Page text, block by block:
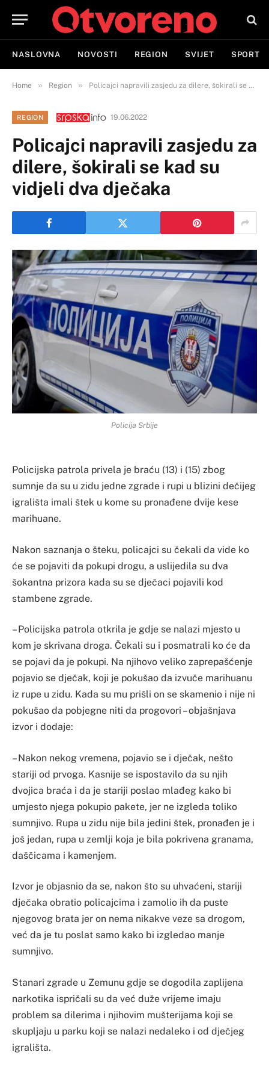
NASLOVNA NOVOSTI REGION SVIJET SPORT
Home » Region » Policajci napravili zasjedu za dilere, šokirali se kad su vidjeli dva dječaka
REGION 19.06.2022
Policajci napravili zasjedu za
dilere, šokirali se kad su
vidjeli dva dječaka
Policija Srbije
Policijska patrola privela je braću (13) i (15) zbog
sumnje da su u zidu jedne zgrade i rupi u blizini dečijeg
igrališta imali štek u kome su pronađene dvije kese
marihuane.
Nakon saznanja o šteku, policajci su čekali da vide ko
će se pojaviti da pokupi drogu, a uslijedila su dva
šokantna prizora kada su se dječaci pojavili kod
stambene zgrade.
– Policijska patrola otkrila je gdje se nalazi mjesto u
kom je skrivana droga. Čekali su i posmatrali ko će da
se pojavi da je pokupi. Na njihovo veliko zaprepašćenje
pojavio se dječak, koji je pokušao da izvuče marihuanu
iz rupe u zidu. Kada su mu prišli on se skamenio i nije ni
pokušao da pobjegne niti da progovori – objašnjava
izvor i dodaje:
– Nakon nekog vremena, pojavio se i dječak, nešto
stariji od prvoga. Kasnije se ispostavilo da su njih
dvojica braća i da je stariji poslao mlađeg kako bi
umjesto njega pokupio pakete, jer ne izgleda toliko
sumnjivo. Rupa u zidu nije bila jedini štek, pronađen je i
još jedan, rupa u zemlji koja je bila pokrivena granama,
daščicama i kamenjem.
Izvor je objasnio da se, nakon što su uhvaćeni, stariji
dječaka obratio policajcima i zamolio ih da puste
njegovog brata jer on nema nikakve veze sa drogom,
već da je tu poslat samo kako bi izgledao manje
sumnjivo.
Stanari zgrade u Zemunu gdje se dogodila zaplijena
narkotika ispričali su da već duže vrijeme imaju
problem sa dilerima i njihovim mušterijama koji se
skupljaju u parku koji se nalazi nedaleko i od dječjeg
igrališta.